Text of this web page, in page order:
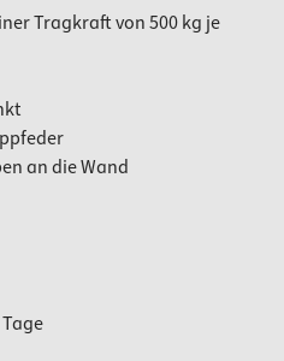
Tragkraft von 500 kg je
an die Wand